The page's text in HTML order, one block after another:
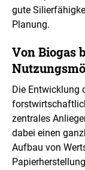
gute
Planung.
Von Biogas
Die Entwicklung
zentrales
dabei einen
Aufbau von